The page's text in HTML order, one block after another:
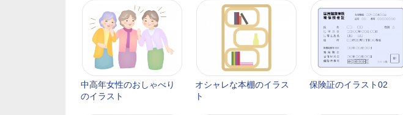
中高年女性のおしゃべり
のイラスト
オシャレな本棚のイラス
ト
保険証のイラスト02